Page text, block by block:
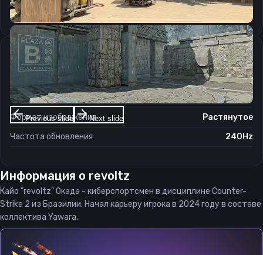
Previous slide Next slide
m_rawinput:
1
Настройки экрана
Разрешение
1280×960
Соотношение сторон
4:3
Формат изображения
Растянутое
Частота обновления
240Hz
Информация о revoltz
Кайо "revoltz" Окада - киберспортсмен в дисциплине Counter-
Strike 2 из Бразилии. Начал карьеру игрока в 2024 году в составе
коллектива Yawara.